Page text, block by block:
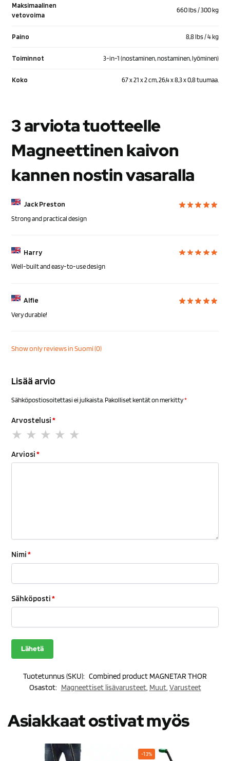
Maksimaalinen
vetovoima
660 lbs / 300 kg
Paino 8,8 lbs / 4 kg
Toiminnot 3-in-1 (nostaminen, nostaminen, lyöminen)
Koko 67 x 21 x 2 cm, 26,4 x 8,3 x 0,8 tuumaa.
3 arviota tuotteelle
Magneettinen kaivon
kannen nostin vasaralla
Jack Preston
Strong and practical design
Harry
Well-built and easy-to-use design
Alfie
Very durable!
Show only reviews in Suomi (0)
Lisää arvio
Sähköpostiosoitettasi ei julkaista.Pakolliset kentät on merkitty*
Arvostelusi*
Arviosi*
Nimi*
Sähköposti*
Tuotetunnus (SKU): Combined product MAGNETAR THOR
Osastot: Magneettiset lisävarusteet, Muut, Varusteet
Asiakkaat ostivat myös
-13%